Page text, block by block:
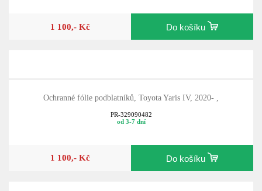
1 100,- Kč Do košíku
Ochranné fólie podblatníků, Toyota Yaris IV, 2020- ,
PR-329090482
od 3-7 dní
1 100,- Kč Do košíku